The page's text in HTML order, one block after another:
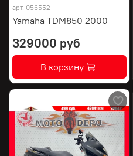
арт. 056552
Yamaha TDM850 2000
329000 руб
В корзину